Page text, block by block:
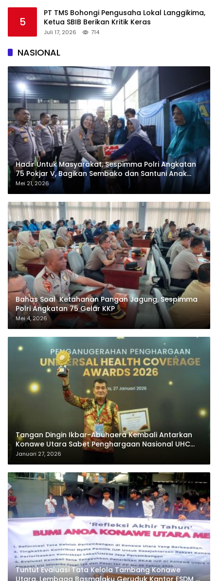
5
PT TMS Bohongi Pengusaha Lokal Langgikima,
Ketua SBIB Berikan Kritik Keras
Juli 17, 2026 714
NASIONAL
Hadir Untuk Masyarakat, Sespimma Polri Angkatan
75 Pokjar V, Bagikan Sembako dan Santuni Anak
Yatim
Mei 21, 2026
Bahas Soal Ketahanan Pangan Jagung, Sespimma
Polri Angkatan 75 Gelar KKP
Mei 4, 2026
Tangan Dingin Ikbar-Abuhaera Kembali Antarkan
Konawe Utara Sabet Penghargaan Nasional UHC
Award 2026
Januari 27, 2026
Tuntut Evaluasi Tata Kelola Tambang Konawe